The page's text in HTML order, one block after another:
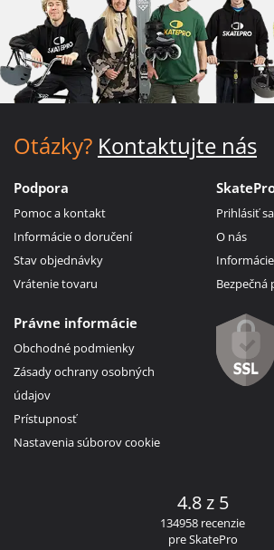
Otázky? Kontaktujte nás
Podpora
Pomoc a kontakt
Informácie o doručení
Stav objednávky
Vrátenie tovaru
Prihlásiť sa
O nás
Bezpečná
Právne informácie
Obchodné podmienky
Zásady ochrany osobných
údajov
Prístupnosť
Nastavenia súborov cookie
4.8 z 5
134958 recenzie
pre SkatePro